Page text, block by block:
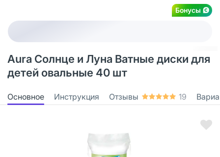
Бонусы
Aura Солнце и Луна Ватные диски для
детей овальные 40 шт
Основное Инструкция Отзывы 19